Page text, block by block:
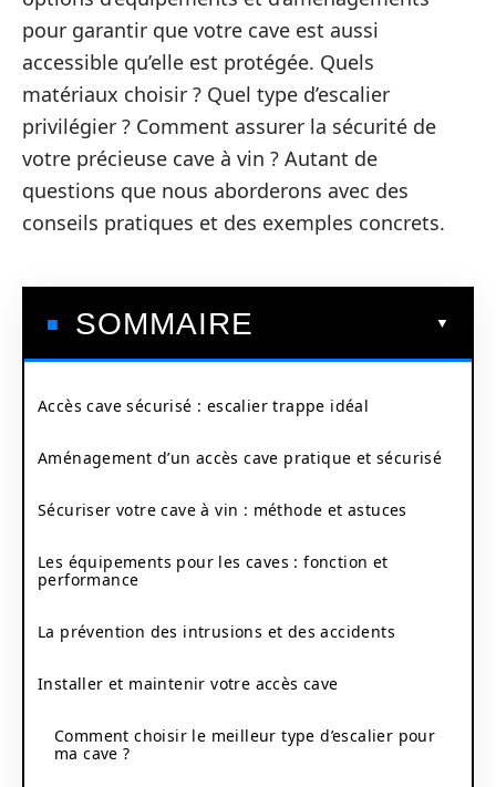
pour garantir que votre cave est aussi
accessible qu’elle est protégée. Quels
matériaux choisir ? Quel type d’escalier
privilégier ? Comment assurer la sécurité de
votre précieuse cave à vin ? Autant de
questions que nous aborderons avec des
conseils pratiques et des exemples concrets.
SOMMAIRE
Accès cave sécurisé : escalier trappe idéal
Aménagement d’un accès cave pratique et sécurisé
Sécuriser votre cave à vin : méthode et astuces
Les équipements pour les caves : fonction et
performance
La prévention des intrusions et des accidents
Installer et maintenir votre accès cave
Comment choisir le meilleur type d’escalier pour
ma cave ?